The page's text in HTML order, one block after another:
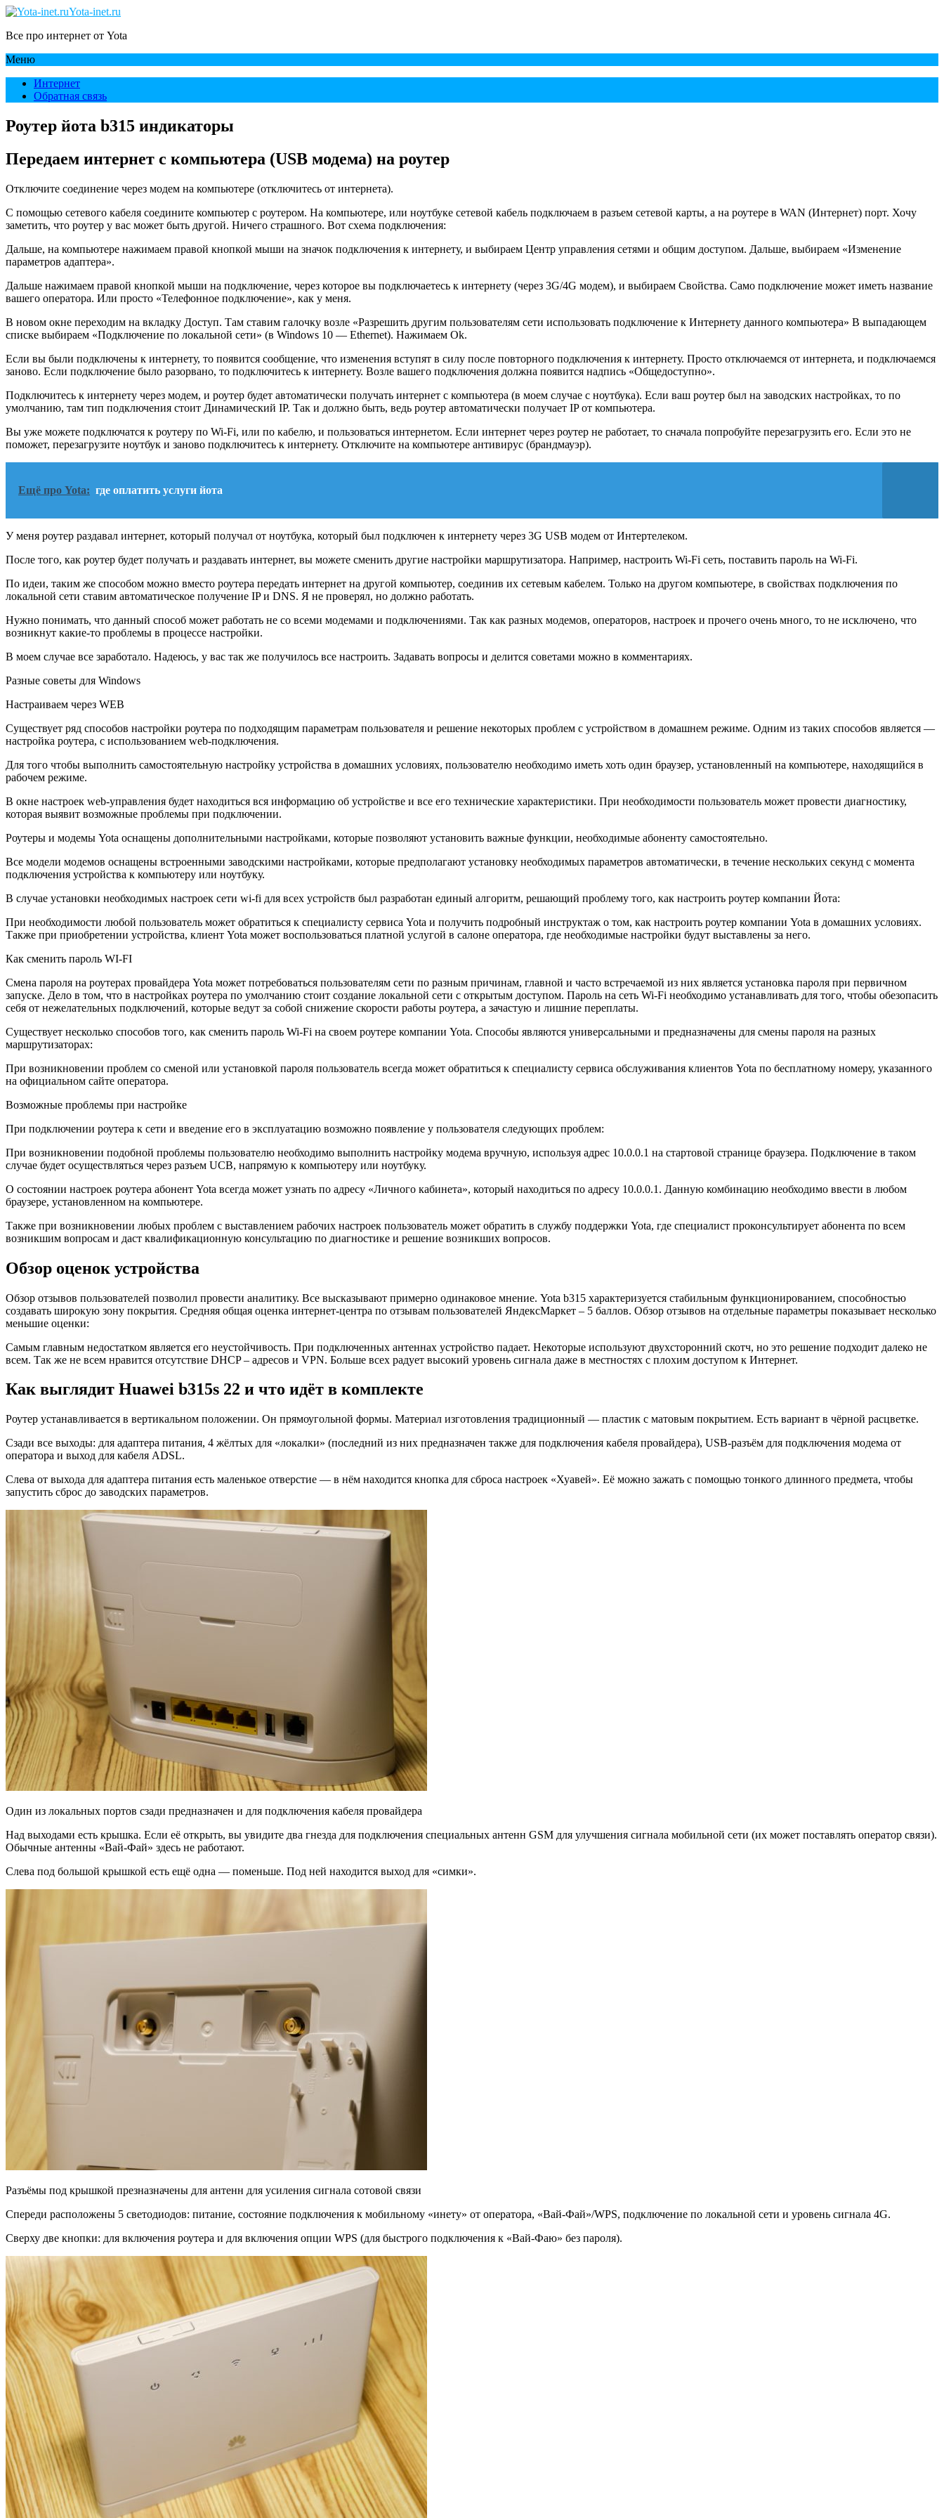
Yota-inet.ru
Все про интернет от Yota
Меню
Интернет
Обратная связь
Роутер йота b315 индикаторы
Передаем интернет с компьютера (USB модема) на роутер
Отключите соединение через модем на компьютере (отключитесь от интернета).
С помощью сетевого кабеля соедините компьютер с роутером. На компьютере, или ноутбуке сетевой кабель подключаем в разъем сетевой карты, а на роутере в WAN (Интернет) порт. Хочу
заметить, что роутер у вас может быть другой. Ничего страшного. Вот схема подключения:
Дальше, на компьютере нажимаем правой кнопкой мыши на значок подключения к интернету, и выбираем Центр управления сетями и общим доступом. Дальше, выбираем «Изменение
параметров адаптера».
Дальше нажимаем правой кнопкой мыши на подключение, через которое вы подключаетесь к интернету (через 3G/4G модем), и выбираем Свойства. Само подключение может иметь название
вашего оператора. Или просто «Телефонное подключение», как у меня.
В новом окне переходим на вкладку Доступ. Там ставим галочку возле «Разрешить другим пользователям сети использовать подключение к Интернету данного компьютера» В выпадающем
списке выбираем «Подключение по локальной сети» (в Windows 10 — Ethernet). Нажимаем Ok.
Если вы были подключены к интернету, то появится сообщение, что изменения вступят в силу после повторного подключения к интернету. Просто отключаемся от интернета, и подключаемся
заново. Если подключение было разорвано, то подключитесь к интернету. Возле вашего подключения должна появится надпись «Общедоступно».
Подключитесь к интернету через модем, и роутер будет автоматически получать интернет с компьютера (в моем случае с ноутбука). Если ваш роутер был на заводских настройках, то по
умолчанию, там тип подключения стоит Динамический IP. Так и должно быть, ведь роутер автоматически получает IP от компьютера.
Вы уже можете подключатся к роутеру по Wi-Fi, или по кабелю, и пользоваться интернетом. Если интернет через роутер не работает, то сначала попробуйте перезагрузить его. Если это не
поможет, перезагрузите ноутбук и заново подключитесь к интернету. Отключите на компьютере антивирус (брандмауэр).
Ещё про Yota: где оплатить услуги йота
У меня роутер раздавал интернет, который получал от ноутбука, который был подключен к интернету через 3G USB модем от Интертелеком.
После того, как роутер будет получать и раздавать интернет, вы можете сменить другие настройки маршрутизатора. Например, настроить Wi-Fi сеть, поставить пароль на Wi-Fi.
По идеи, таким же способом можно вместо роутера передать интернет на другой компьютер, соединив их сетевым кабелем. Только на другом компьютере, в свойствах подключения по
локальной сети ставим автоматическое получение IP и DNS. Я не проверял, но должно работать.
Нужно понимать, что данный способ может работать не со всеми модемами и подключениями. Так как разных модемов, операторов, настроек и прочего очень много, то не исключено, что
возникнут какие-то проблемы в процессе настройки.
В моем случае все заработало. Надеюсь, у вас так же получилось все настроить. Задавать вопросы и делится советами можно в комментариях.
Разные советы для Windows
Настраиваем через WEB
Существует ряд способов настройки роутера по подходящим параметрам пользователя и решение некоторых проблем с устройством в домашнем режиме. Одним из таких способов является —
настройка роутера, с использованием web-подключения.
Для того чтобы выполнить самостоятельную настройку устройства в домашних условиях, пользователю необходимо иметь хоть один браузер, установленный на компьютере, находящийся в
рабочем режиме.
В окне настроек web-управления будет находиться вся информацию об устройстве и все его технические характеристики. При необходимости пользователь может провести диагностику,
которая выявит возможные проблемы при подключении.
Роутеры и модемы Yota оснащены дополнительными настройками, которые позволяют установить важные функции, необходимые абоненту самостоятельно.
Все модели модемов оснащены встроенными заводскими настройками, которые предполагают установку необходимых параметров автоматически, в течение нескольких секунд с момента
подключения устройства к компьютеру или ноутбуку.
В случае установки необходимых настроек сети wi-fi для всех устройств был разработан единый алгоритм, решающий проблему того, как настроить роутер компании Йота:
При необходимости любой пользователь может обратиться к специалисту сервиса Yota и получить подробный инструктаж о том, как настроить роутер компании Yota в домашних условиях.
Также при приобретении устройства, клиент Yota может воспользоваться платной услугой в салоне оператора, где необходимые настройки будут выставлены за него.
Как сменить пароль WI-FI
Смена пароля на роутерах провайдера Yota может потребоваться пользователям сети по разным причинам, главной и часто встречаемой из них является установка пароля при первичном
запуске. Дело в том, что в настройках роутера по умолчанию стоит создание локальной сети с открытым доступом. Пароль на сеть Wi-Fi необходимо устанавливать для того, чтобы обезопасить
себя от нежелательных подключений, которые ведут за собой снижение скорости работы роутера, а зачастую и лишние переплаты.
Существует несколько способов того, как сменить пароль Wi-Fi на своем роутере компании Yota. Способы являются универсальными и предназначены для смены пароля на разных
маршрутизаторах:
При возникновении проблем со сменой или установкой пароля пользователь всегда может обратиться к специалисту сервиса обслуживания клиентов Yota по бесплатному номеру, указанного
на официальном сайте оператора.
Возможные проблемы при настройке
При подключении роутера к сети и введение его в эксплуатацию возможно появление у пользователя следующих проблем:
При возникновении подобной проблемы пользователю необходимо выполнить настройку модема вручную, используя адрес 10.0.0.1 на стартовой странице браузера. Подключение в таком
случае будет осуществляться через разъем UCB, напрямую к компьютеру или ноутбуку.
О состоянии настроек роутера абонент Yota всегда может узнать по адресу «Личного кабинета», который находиться по адресу 10.0.0.1. Данную комбинацию необходимо ввести в любом
браузере, установленном на компьютере.
Также при возникновении любых проблем с выставлением рабочих настроек пользователь может обратить в службу поддержки Yota, где специалист проконсультирует абонента по всем
возникшим вопросам и даст квалификационную консультацию по диагностике и решение возникших вопросов.
Обзор оценок устройства
Обзор отзывов пользователей позволил провести аналитику. Все высказывают примерно одинаковое мнение. Yota b315 характеризуется стабильным функционированием, способностью
создавать широкую зону покрытия. Средняя общая оценка интернет-центра по отзывам пользователей ЯндексМаркет – 5 баллов. Обзор отзывов на отдельные параметры показывает несколько
меньшие оценки:
Самым главным недостатком является его неустойчивость. При подключенных антеннах устройство падает. Некоторые используют двухсторонний скотч, но это решение подходит далеко не
всем. Так же не всем нравится отсутствие DHCP – адресов и VPN. Больше всех радует высокий уровень сигнала даже в местностях с плохим доступом к Интернет.
Как выглядит Huawei b315s 22 и что идёт в комплекте
Роутер устанавливается в вертикальном положении. Он прямоугольной формы. Материал изготовления традиционный — пластик с матовым покрытием. Есть вариант в чёрной расцветке.
Сзади все выходы: для адаптера питания, 4 жёлтых для «локалки» (последний из них предназначен также для подключения кабеля провайдера), USB-разъём для подключения модема от
оператора и выход для кабеля ADSL.
Слева от выхода для адаптера питания есть маленькое отверстие — в нём находится кнопка для сброса настроек «Хуавей». Её можно зажать с помощью тонкого длинного предмета, чтобы
запустить сброс до заводских параметров.
Один из локальных портов сзади предназначен и для подключения кабеля провайдера
Над выходами есть крышка. Если её открыть, вы увидите два гнезда для подключения специальных антенн GSM для улучшения сигнала мобильной сети (их может поставлять оператор связи).
Обычные антенны «Вай-Фай» здесь не работают.
Слева под большой крышкой есть ещё одна — поменьше. Под ней находится выход для «симки».
Разъёмы под крышкой презназначены для антенн для усиления сигнала сотовой связи
Спереди расположены 5 светодиодов: питание, состояние подключения к мобильному «инету» от оператора, «Вай-Фай»/WPS, подключение по локальной сети и уровень сигнала 4G.
Сверху две кнопки: для включения роутера и для включения опции WPS (для быстрого подключения к «Вай-Фаю» без пароля).